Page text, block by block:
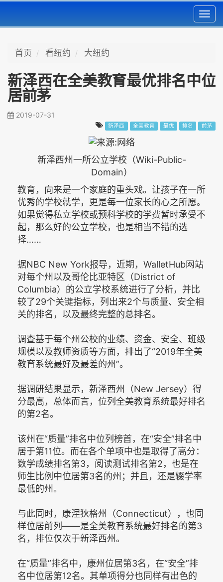
首页 看纽约 大纽约
新泽西在全美教育最优排名中位
居前茅
2019-07-31
新泽西 全美教育 最优 排名 前茅
新泽西州一所公立学校（Wiki-Public-
Domain）
教育，向来是一个家庭的重头戏。让孩子在一所
优秀的学校就学，更是每一位家长的心之所愿。
如果觉得私立学校或预科学校的学费暂时承受不
起，那么好的公立学校，也是相当不错的选
择……
据NBC New York报导，近期，WalletHub网站
对每个州以及哥伦比亚特区（District of
Columbia）的公立学校系统进行了分析，并比
较了29个关键指标，列出来2个与质量、安全相
关的排名，以及最终完整的总排名。
调查基于每个州公校的业绩、资金、安全、班级
规模以及教师资质等方面，排出了“2019年全美
教育系统最好及最差的州”。
据调研结果显示，新泽西州（New Jersey）得
分最高，总体而言，位列全美教育系统最好排名
的第2名。
该州在“质量”排名中位列榜首，在“安全”排名中
居于第11位。而在各个单项中也是取得了高分：
数学成绩排名第3，阅读测试排名第2，也是在
师生比例中位居第3名的州；并且，还是辍学率
最低的州。
与此同时，康涅狄格州（Connecticut），也同
样位居前列——是全美教育系统最好排名的第3
名，排位仅次于新泽西州。
在“质量”排名中，康州位居第3名，在“安全”排
名中位居第12名。其单项得分也同样有出色的